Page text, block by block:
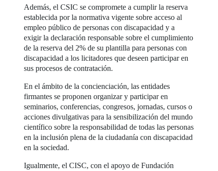
Además, el CSIC se compromete a cumplir la reserva
establecida por la normativa vigente sobre acceso al
empleo público de personas con discapacidad y a
exigir la declaración responsable sobre el cumplimiento
de la reserva del 2% de su plantilla para personas con
discapacidad a los licitadores que deseen participar en
sus procesos de contratación.
En el ámbito de la concienciación, las entidades
firmantes se proponen organizar y participar en
seminarios, conferencias, congresos, jornadas, cursos o
acciones divulgativas para la sensibilización del mundo
científico sobre la responsabilidad de todas las personas
en la inclusión plena de la ciudadanía con discapacidad
en la sociedad.
Igualmente, el CISC, con el apoyo de Fundación